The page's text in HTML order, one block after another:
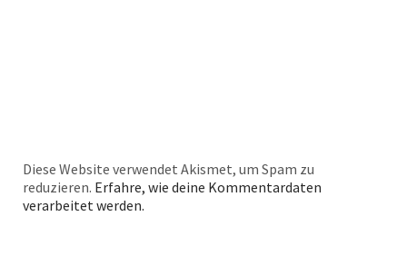
Diese Website verwendet Akismet, um Spam zu
reduzieren. Erfahre, wie deine Kommentardaten
verarbeitet werden.